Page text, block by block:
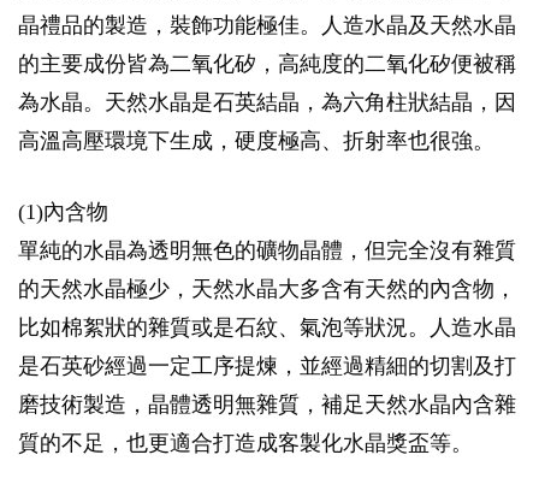
晶禮品的製造，裝飾功能極佳。人造水晶及天然水晶
的主要成份皆為二氧化矽，高純度的二氧化矽便被稱
為水晶。天然水晶是石英結晶，為六角柱狀結晶，因
高溫高壓環境下生成，硬度極高、折射率也很強。
(1)內含物
單純的水晶為透明無色的礦物晶體，但完全沒有雜質
的天然水晶極少，天然水晶大多含有天然的內含物，
比如棉絮狀的雜質或是石紋、氣泡等狀況。人造水晶
是石英砂經過一定工序提煉，並經過精細的切割及打
磨技術製造，晶體透明無雜質，補足天然水晶內含雜
質的不足，也更適合打造成客製化水晶獎盃等。